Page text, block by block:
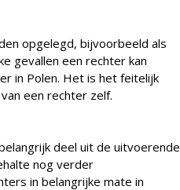
opgelegd, bijvoorbeeld als
gevallen een rechter kan
in Polen. Het is het feitelijk
een rechter zelf.
deel uit de uitvoerende
nog verder
in belangrijke mate in